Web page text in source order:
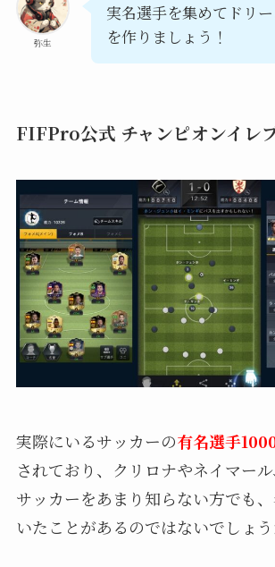
弥生
実名選手を集めてドリ
を作りましょう！
FIFPro公式 チャンピオンイレ
実際にいるサッカーの有名選手
されており、クリロナやネイマー
サッカーをあまり知らない方でも
いたことがあるのではないでしょう